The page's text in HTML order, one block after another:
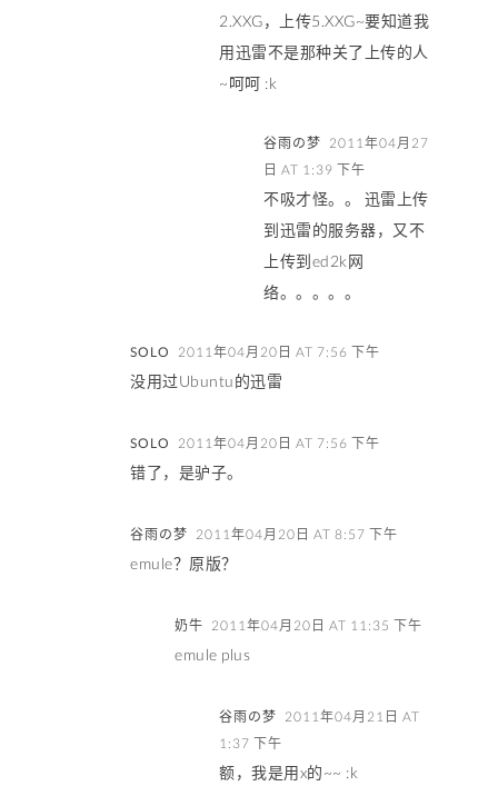
2.XXG，上传5.XXG~要知道我
用迅雷不是那种关了上传的人
~呵呵 :k
谷雨の梦 2011年04月27
日 AT 1:39 下午
不吸才怪。。 迅雷上传
到迅雷的服务器，又不
上传到ed2k网
络。。。。。
SOLO 2011年04月20日 AT 7:56 下午
没用过Ubuntu的迅雷
SOLO 2011年04月20日 AT 7:56 下午
错了，是驴子。
谷雨の梦 2011年04月20日 AT 8:57 下午
emule？原版？
奶牛 2011年04月20日 AT 11:35 下午
emule plus
谷雨の梦 2011年04月21日 AT
1:37 下午
额，我是用x的~~ :k